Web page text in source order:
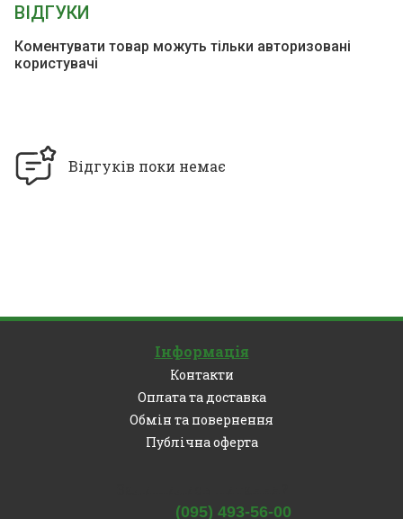
ВІДГУКИ
Коментувати товар можуть тільки авторизовані
користувачі
Відгуків поки немає
Інформація
Контакти
Оплата та доставка
Обмін та повернення
Публічна оферта
(095) 493-56-00